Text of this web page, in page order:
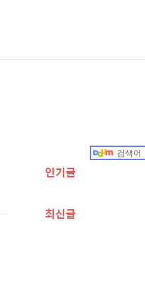
정
인기글
최신글